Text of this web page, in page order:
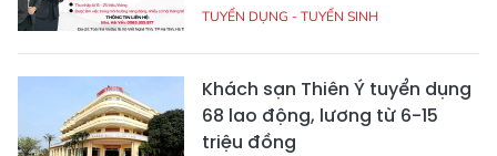
TUYỂN DỤNG - TUYỂN SINH
Khách sạn Thiên Ý tuyển dụng
68 lao động, lương từ 6-15
triệu đồng